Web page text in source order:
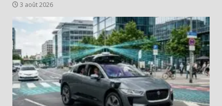
3 août 2026